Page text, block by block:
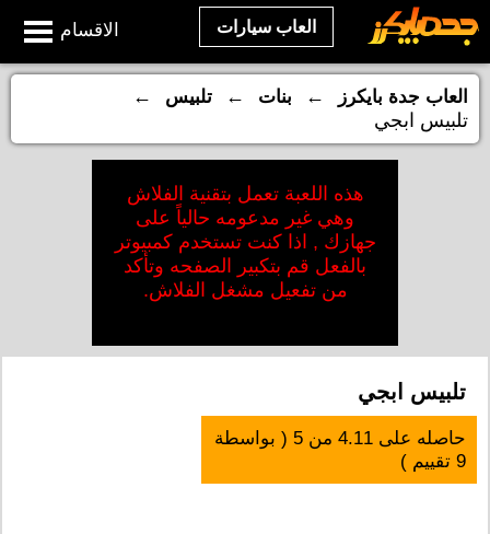
الاقسام العاب سيارات
العاب جدة بايكرز ← بنات ← تلبيس
←
تلبيس ابجي
هذه اللعبة تعمل بتقنية الفلاش
وهي غير مدعومه حالياً على
جهازك , اذا كنت تستخدم كمبيوتر
بالفعل قم بتكبير الصفحه وتأكد
من تفعيل مشغل الفلاش.
تلبيس ابجي
حاصله على4.11 من5 ( بواسطة
9 تقييم )